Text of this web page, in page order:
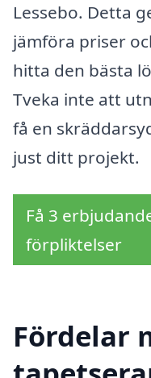
Lessebo. Detta
jämföra priser
hitta den bästa
Tveka inte att
få en
just ditt projekt.
Få 3
förpliktelser
Fördelar